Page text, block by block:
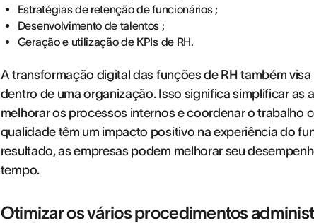
Estratégias de retenção de funcionários ;
Desenvolvimento de talentos ;
Geração e utilização de KPIs de RH.
A transformação digital das funções de RH também
dentro de uma organização. Isso significa simplificar as
melhorar os processos internos e coordenar o trabalho
qualidade têm um impacto positivo na experiência do
resultado, as empresas podem melhorar seu
tempo.
Otimizar os vários procedimentos